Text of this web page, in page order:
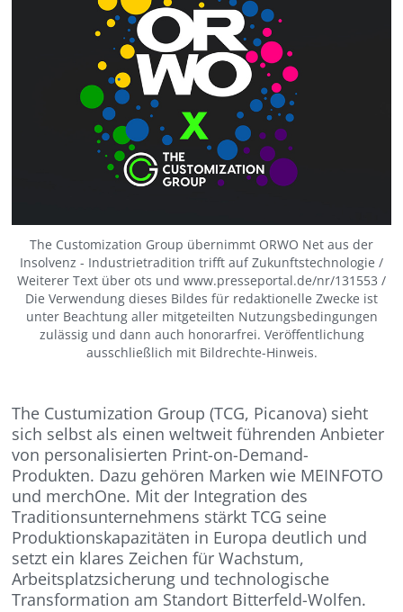
The Customization Group übernimmt ORWO Net aus der
Insolvenz - Industrietradition trifft auf Zukunftstechnologie /
Weiterer Text über ots und www.presseportal.de/nr/131553 /
Die Verwendung dieses Bildes für redaktionelle Zwecke ist
unter Beachtung aller mitgeteilten Nutzungsbedingungen
zulässig und dann auch honorarfrei. Veröffentlichung
ausschließlich mit Bildrechte-Hinweis.
The Custumization Group (TCG, Picanova) sieht
sich selbst als einen weltweit führenden Anbieter
von personalisierten Print-on-Demand-
Produkten. Dazu gehören Marken wie MEINFOTO
und merchOne. Mit der Integration des
Traditionsunternehmens stärkt TCG seine
Produktionskapazitäten in Europa deutlich und
setzt ein klares Zeichen für Wachstum,
Arbeitsplatzsicherung und technologische
Transformation am Standort Bitterfeld-Wolfen.